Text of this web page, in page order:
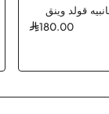
قولد وينق
180.00